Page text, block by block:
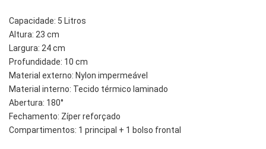
Capacidade: 5 Litros
Altura: 23 cm
Largura: 24 cm
Profundidade: 10 cm
Material externo: Nylon impermeável
Material interno: Tecido térmico laminado
Abertura: 180°
Fechamento: Zíper reforçado
Compartimentos: 1 principal + 1 bolso frontal